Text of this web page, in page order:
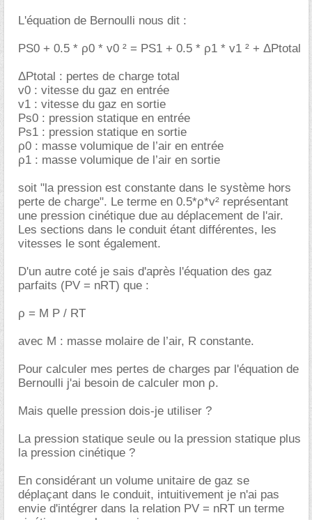
L'équation de Bernoulli nous dit :
PS0 + 0.5 * ρ0 * v0 ² = PS1 + 0.5 * ρ1 * v1 ² + ΔPtotal
ΔPtotal : pertes de charge total
v0 : vitesse du gaz en entrée
v1 : vitesse du gaz en sortie
Ps0 : pression statique en entrée
Ps1 : pression statique en sortie
ρ0 : masse volumique de l’air en entrée
ρ1 : masse volumique de l’air en sortie
soit "la pression est constante dans le système hors
perte de charge". Le terme en 0.5*ρ*v² représentant
une pression cinétique due au déplacement de l'air.
Les sections dans le conduit étant différentes, les
vitesses le sont également.
D'un autre coté je sais d'après l'équation des gaz
parfaits (PV = nRT) que :
ρ = M P / RT
avec M : masse molaire de l’air, R constante.
Pour calculer mes pertes de charges par l'équation de
Bernoulli j'ai besoin de calculer mon ρ.
Mais quelle pression dois-je utiliser ?
La pression statique seule ou la pression statique plus
la pression cinétique ?
En considérant un volume unitaire de gaz se
déplaçant dans le conduit, intuitivement je n'ai pas
envie d'intégrer dans la relation PV = nRT un terme